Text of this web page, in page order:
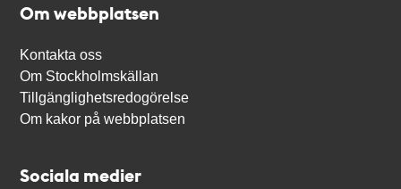
Om webbplatsen
Kontakta oss
Om Stockholmskällan
Tillgänglighetsredogörelse
Om kakor på webbplatsen
Sociala medier